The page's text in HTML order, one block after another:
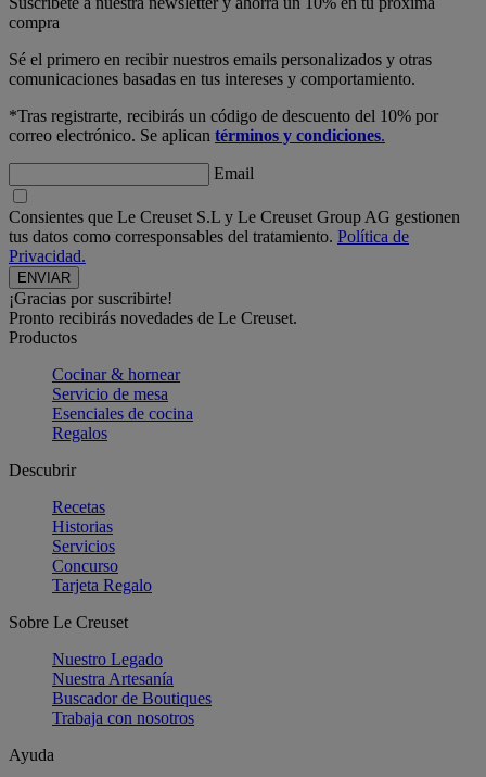
compra
Sé el primero en recibir nuestros emails personalizados y otras
comunicaciones basadas en tus intereses y comportamiento.
*Tras registrarte, recibirás un código de descuento del 10% por
correo electrónico. Se aplican términos y condiciones.
Email
Consientes que Le Creuset S.L y Le Creuset Group AG gestionen
tus datos como corresponsables del tratamiento. Política de
Privacidad.
¡Gracias por suscribirte!
Pronto recibirás novedades de Le Creuset.
Productos
Cocinar & hornear
Servicio de mesa
Esenciales de cocina
Regalos
Descubrir
Recetas
Historias
Servicios
Concurso
Tarjeta Regalo
Sobre Le Creuset
Nuestro Legado
Nuestra Artesanía
Buscador de Boutiques
Trabaja con nosotros
Ayuda